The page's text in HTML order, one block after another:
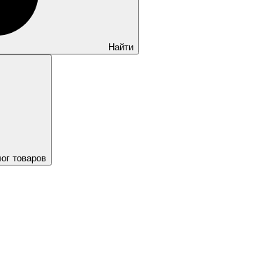
Найти
товаров